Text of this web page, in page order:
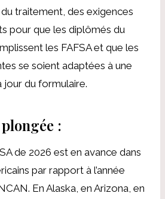
traitement, des exigences
pour que les diplômés du
les FAFSA et que les
se soient adaptées à une
jour du formulaire.
:
de 2026 est en avance dans
par rapport à l’année
En Alaska, en Arizona, en